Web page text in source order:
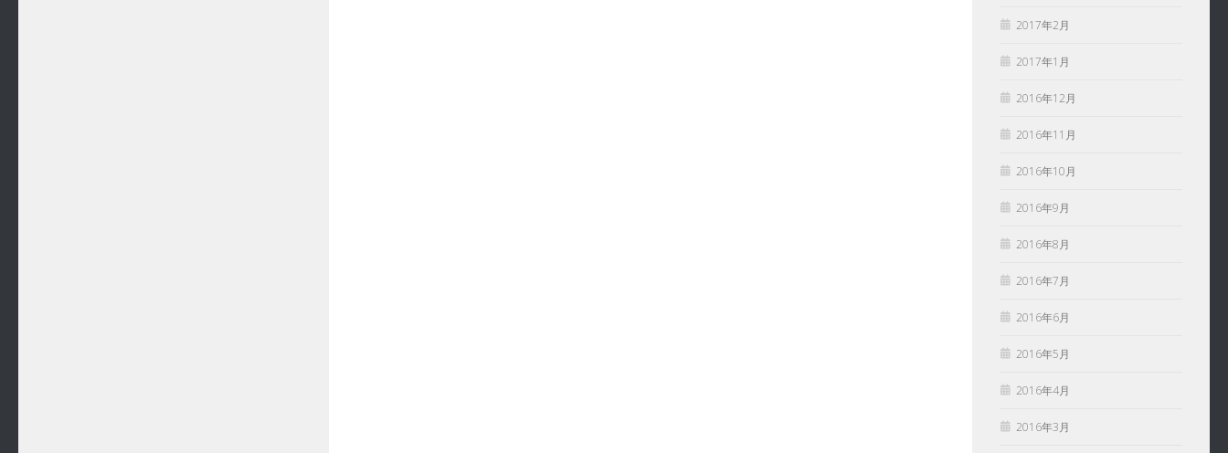
2017年2月
2017年1月
2016年12月
2016年11月
2016年10月
2016年9月
2016年8月
2016年7月
2016年6月
2016年5月
2016年4月
2016年3月